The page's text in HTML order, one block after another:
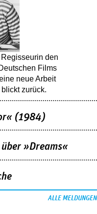
den
Films
neue Arbeit
zurück.
(1984)
»Dreams«
ALLE MELDUNGEN